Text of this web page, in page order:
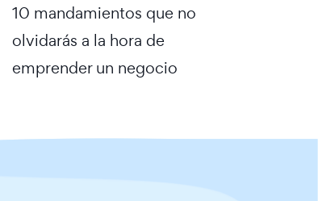
10 mandamientos que no
olvidarás a la hora de
emprender un negocio